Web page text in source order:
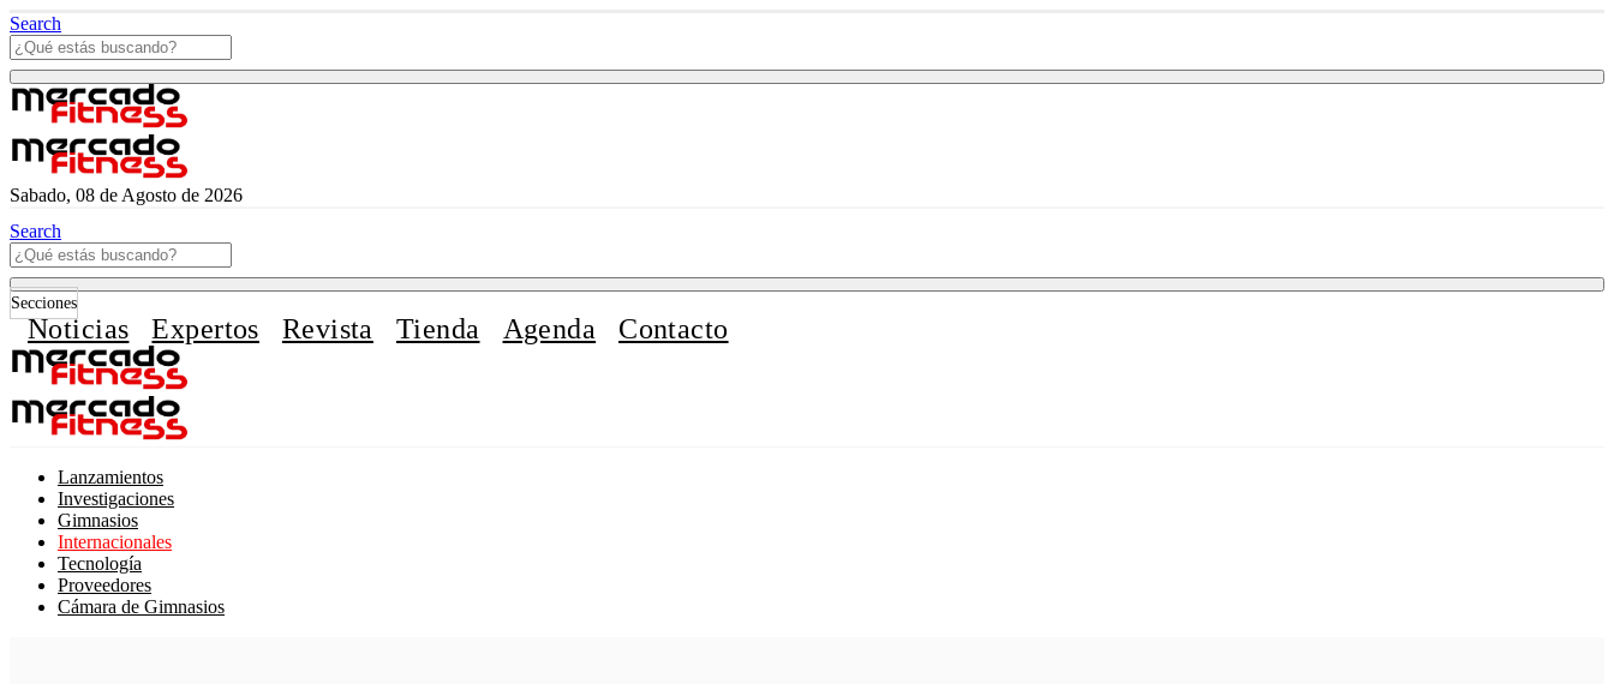
Search
Sabado, 08 de Agosto de 2026
Search
Secciones
Noticias Expertos Revista Tienda Agenda Contacto
Lanzamientos
Investigaciones
Gimnasios
Internacionales
Tecnología
Proveedores
Cámara de Gimnasios